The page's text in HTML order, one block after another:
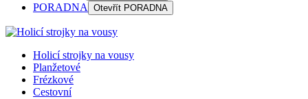
PORADNA Otevřít PORADNA
Holicí strojky na vousy
Planžetové
Frézkové
Cestovní